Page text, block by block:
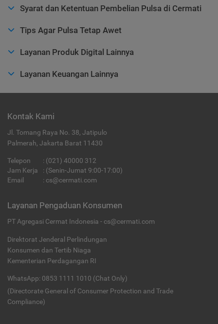
Syarat dan Ketentuan Pembelian Pulsa di Cermati
Tips Agar Pulsa Tetap Awet
Layanan Produk Digital Lainnya
Layanan Keuangan Lainnya
Kontak Kami
Jl. Tomang Raya No. 38, Jatipulo
Palmerah, Jakarta Barat 11430
Telepon : (021) 40000 312
Jam Kerja
: (Senin-Jumat 9:00-17:00)
Email
: cs@cermati.com
Layanan Pengaduan Konsumen
PT Agregasi Cermat Indonesia - cs@cermati.com
Direktorat Jenderal Perlindungan
Konsumen dan Tertib Niaga
Kementerian Perdagangan RI
WhatsApp: 0853 1111 1010 (Chat Only)
(Directorate General of Consumer Protection and Trade
Compliance)